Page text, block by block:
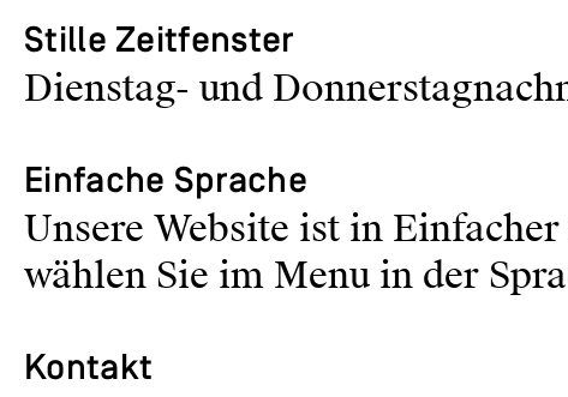
Stille Zeitfenster
Dienstag- und
Einfache Sprache
Unsere Website ist in
wählen Sie im Menu in der
Kontakt